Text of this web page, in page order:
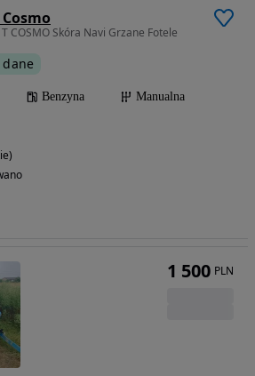
COSMO Skóra Navi Grzane Fotele
Benzyna
Manualna
1 500 PLN